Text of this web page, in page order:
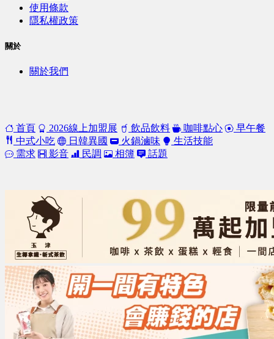
使用條款
隱私權政策
關於
關於我們
首頁 2026線上加盟展 飲品飲料 咖啡點心
早午餐
中式小吃
日韓異國 火鍋滷味
生活技能
需求
影音 民調 相簿 話題